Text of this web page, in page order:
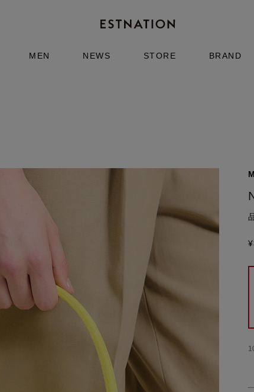
MEN NEWS STORE BRAND
¥